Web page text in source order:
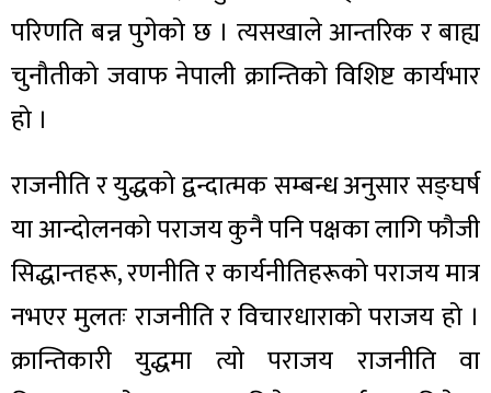
परिणति बन्न पुगेको छ । त्यसखाले आन्तरिक र बाह्य
चुनौतीको जवाफ नेपाली क्रान्तिको विशिष्ट कार्यभार
हो ।
राजनीति र युद्धको द्वन्दात्मक सम्बन्ध अनुसार सङ्घर्ष
या आन्दोलनको पराजय कुनै पनि पक्षका लागि फौजी
सिद्धान्तहरू, रणनीति र कार्यनीतिहरूको पराजय मात्र
नभएर मुलतः राजनीति र विचारधाराको पराजय हो ।
क्रान्तिकारी युद्धमा त्यो पराजय राजनीति वा